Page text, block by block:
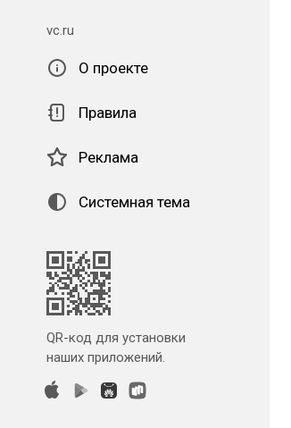
vc.ru
О проекте
Правила
Реклама
Системная тема
QR-код для установки
наших приложений.